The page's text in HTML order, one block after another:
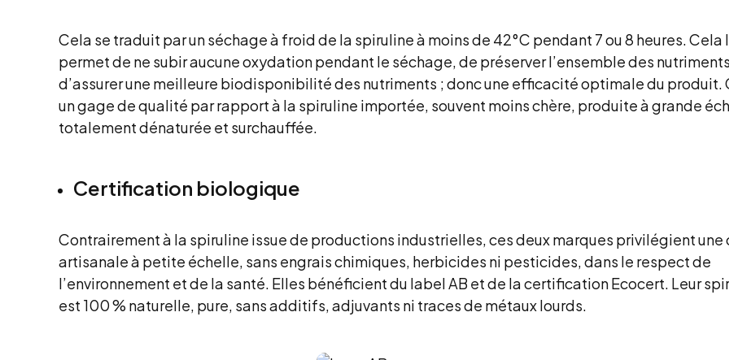
Cela se traduit par un séchage à froid de la spiruline à moins de 42°C pendant 7 ou 8 heures. Cela
permet de ne subir aucune oxydation pendant le séchage, de préserver l’ensemble des
d’assurer une meilleure biodisponibilité des nutriments ; donc une efficacité optimale du produit.
un gage de qualité par rapport à la spiruline importée, souvent moins chère, produite à grande
totalement dénaturée et surchauffée.
Certification biologique
Contrairement à la spiruline issue de productions industrielles, ces deux marques privilégient une
artisanale à petite échelle, sans engrais chimiques, herbicides ni pesticides, dans le respect de
l’environnement et de la santé. Elles bénéficient du label AB et de la certification Ecocert. Leur
est 100 % naturelle, pure, sans additifs, adjuvants ni traces de métaux lourds.